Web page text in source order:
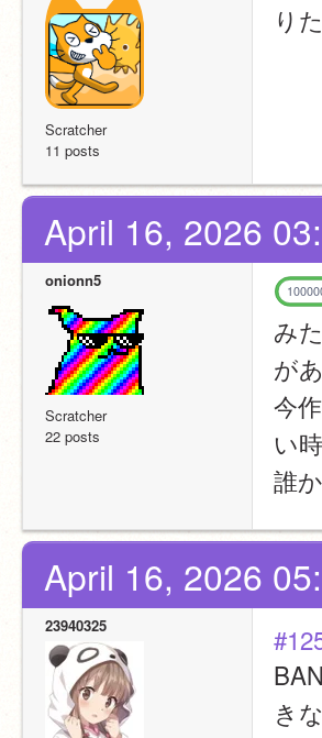
Scratcher
11 posts
り
April 16, 2026
onionn5
Scratcher
22 posts
み
が
今
い
誰
April 16, 2026
23940325
き